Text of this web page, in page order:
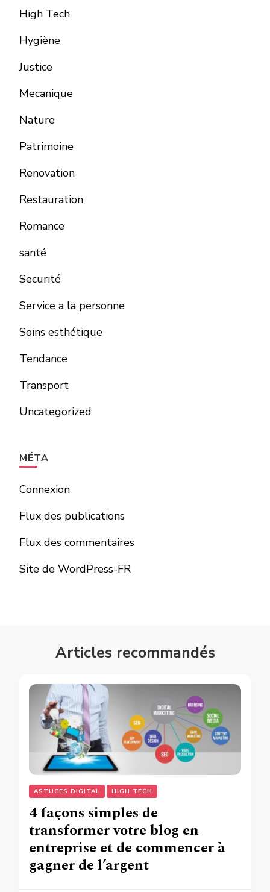
High Tech
Hygiène
Justice
Mecanique
Nature
Patrimoine
Renovation
Restauration
Romance
santé
Securité
Service a la personne
Soins esthétique
Tendance
Transport
Uncategorized
MÉTA
Connexion
Flux des publications
Flux des commentaires
Site de WordPress-FR
Articles recommandés
ASTUCES DIGITAL HIGH TECH
4 façons simples de
transformer votre blog en
entreprise et de commencer à
gagner de l’argent